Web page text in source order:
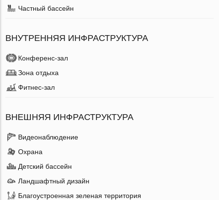
Частный бассейн
ВНУТРЕННЯЯ ИНФРАСТРУКТУРА
Конференс-зал
Зона отдыха
Фитнес-зал
ВНЕШНЯЯ ИНФРАСТРУКТУРА
Видеонаблюдение
Охрана
Детский бассейн
Ландшафтный дизайн
Благоустроенная зеленая территория